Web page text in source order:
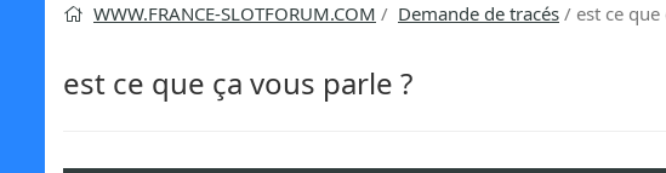
WWW.FRANCE-SLOTFORUM.COM
Demande de tracés est ce
est ce que ça vous parle ?